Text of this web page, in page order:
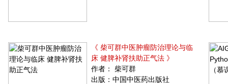
《 柴可群中医肿瘤防治理论与临
床 健脾补肾扶助正气法 》
作者： 柴可群
出版：中国中医药出版社